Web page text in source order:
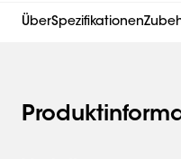
ÜberSpezifikationen